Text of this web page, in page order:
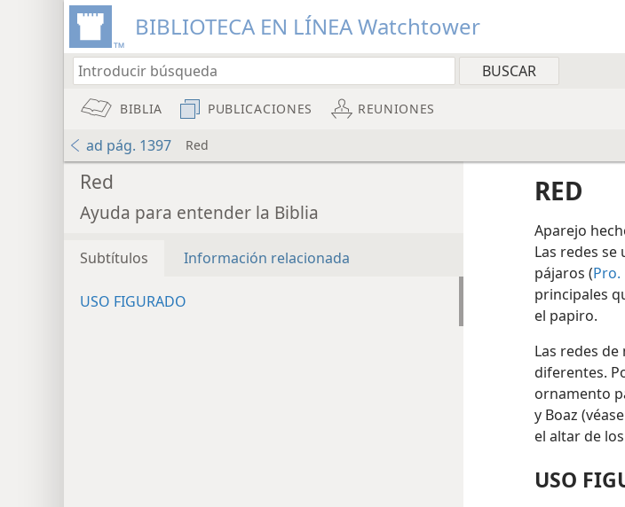
BIBLIOTECA EN LÍNEA Watchtower
BIBLIA PUBLICACIONES REUNIONES
ad pág. 1397 Red
Red
Ayuda para entender la Biblia
Subtítulos Información relacionada
USO FIGURADO
RED
Aparejo
Las redes se
pájaros (Pro.
principales
el papiro.
Las redes
diferentes.
ornamento
y Boaz
el altar de
USO